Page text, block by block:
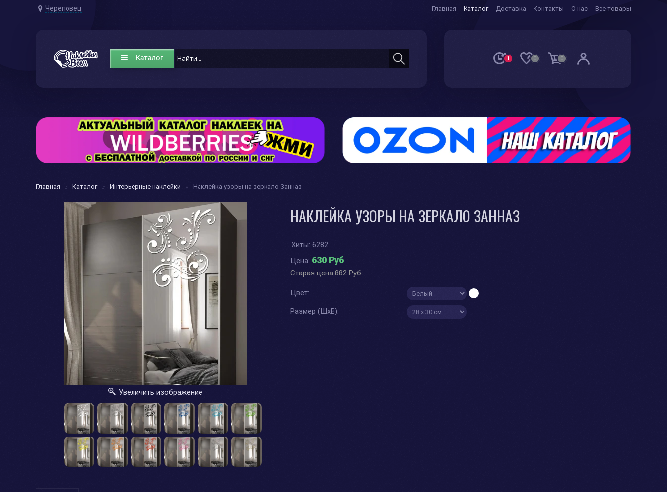
Череповец Главная Каталог Доставка Контакты О нас Все товары
Каталог 1 0 0
Главная Каталог Интерьерные наклейки Наклейка узоры на зеркало Занназ
Увеличить изображение
НАКЛЕЙКА УЗОРЫ НА ЗЕРКАЛО ЗАННАЗ
Хиты: 6282
Цена: 630 Руб
Старая цена882 Руб
Цвет:
Размер (ШхВ):